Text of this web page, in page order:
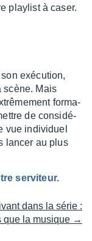
play­list à caser.
exécu­tion,
scène. Mais
forma­
de consi­dé­
vue indi­vi­duel
lancer au plus
servi­teur.
dans la série :
que la musique →